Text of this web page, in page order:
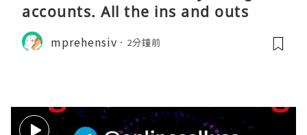
accounts. All the ins and outs
mprehensiv 2分鐘前